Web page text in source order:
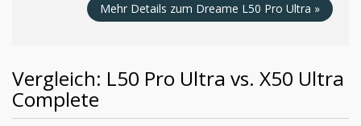
Mehr Details zum Dreame L50 Pro Ultra »
Vergleich: L50 Pro Ultra vs. X50 Ultra
Complete